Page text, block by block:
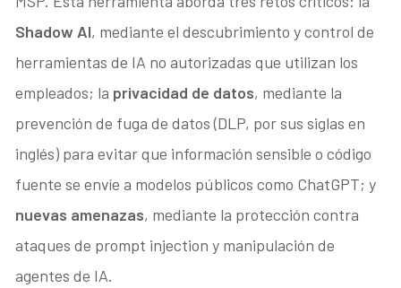
Shadow AI, mediante el descubrimiento y control de
herramientas de IA no autorizadas que utilizan los
empleados; la privacidad de datos, mediante la
prevención de fuga de datos (DLP, por sus siglas en
inglés) para evitar que información sensible o código
fuente se envíe a modelos públicos como ChatGPT; y
nuevas amenazas, mediante la protección contra
ataques de prompt injection y manipulación de
agentes de IA.